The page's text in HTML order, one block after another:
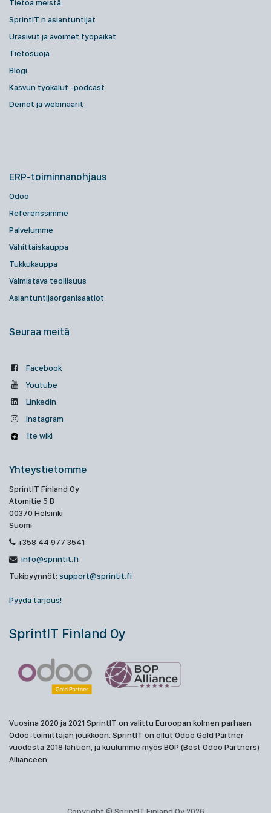
Tietoa meistä
SprintIT:n asiantuntijat
Urasivut ja avoimet työpaikat
Tietosuoja
Blogi
Kasvun työkalut -podcast
Demot ja webinaarit
ERP-toiminnanohjaus
Odoo
Referenssimme
Palvelumme
Vähittäiskauppa
Tukkukauppa
Valmistava teollisuus
Asiantuntijaorganisaatiot
Seuraa meitä
Facebook
Youtube
Linkedin
Instagram
Ite wiki
Yhteystietomme
SprintIT Finland Oy
Atomitie 5 B
00370 Helsinki
Suomi
+358 44 977 3541
info@sprintit.fi
Tukipyynnöt: support@sprintit.fi
Pyydä tarjous!
SprintIT Finland Oy
Vuosina 2020 ja 2021 SprintIT on valittu Euroopan kolmen parhaan
Odoo-toimittajan joukkoon. SprintIT on ollut Odoo Gold Partner
vuodesta 2018 lähtien, ja kuulumme myös BOP (Best Odoo Partners)
Allianceen.
Copyright © SprintIT Finland Oy 2026